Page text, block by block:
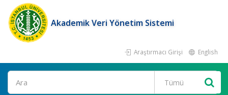
Akademik Veri Yönetim Sistemi
Araştırmacı Girişi English
Ara